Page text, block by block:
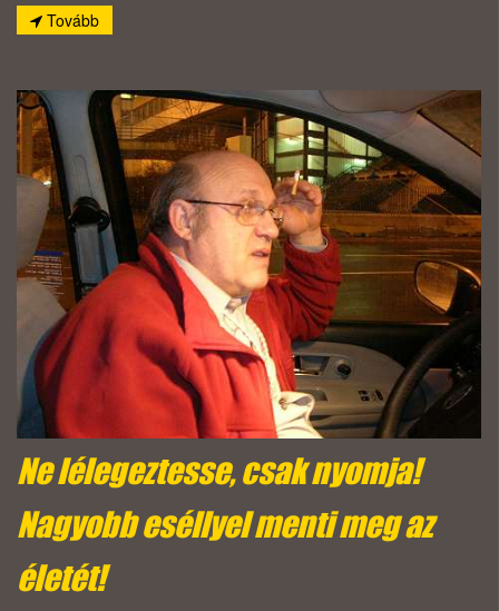
Tovább
Ne lélegeztesse, csak nyomja!
Nagyobb eséllyel menti meg az
életét!